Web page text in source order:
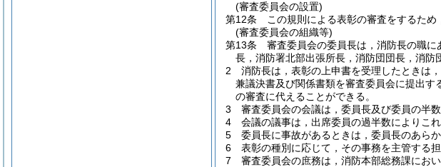
(審査委員会の設置)
第12条
この規則による表彰の審査をするた
(審査委員会の組織等)
第13条
審査委員会の委員長は，消防長の職
長，消防署北部出張所長，消防団団長，消防
2
消防長は，表彰の上申書を受理したときは
兼議決書及び関係書類を審査委員会に提出す
の審査に代えることができる。
3
審査委員会の会議は，委員長及び委員の半
4
会議の議事は，出席委員の過半数によりこ
5
委員長に事故があるときは，委員長のあら
6
表彰の種別に応じて，その事務を主管する
7
審査委員会の庶務は，消防本部総務課におい